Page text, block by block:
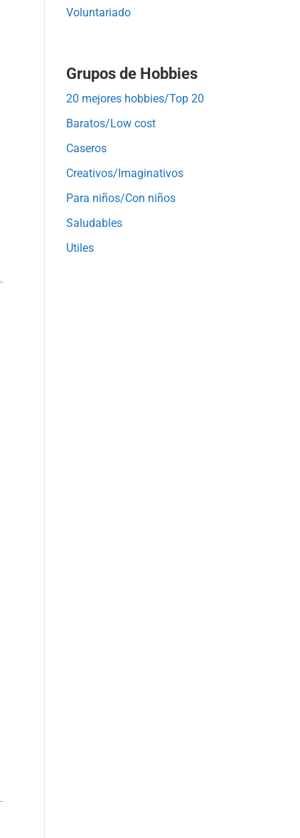
Voluntariado
Grupos de Hobbies
20 mejores hobbies/Top 20
Baratos/Low cost
Caseros
Creativos/Imaginativos
Para niños/Con niños
Saludables
Utiles